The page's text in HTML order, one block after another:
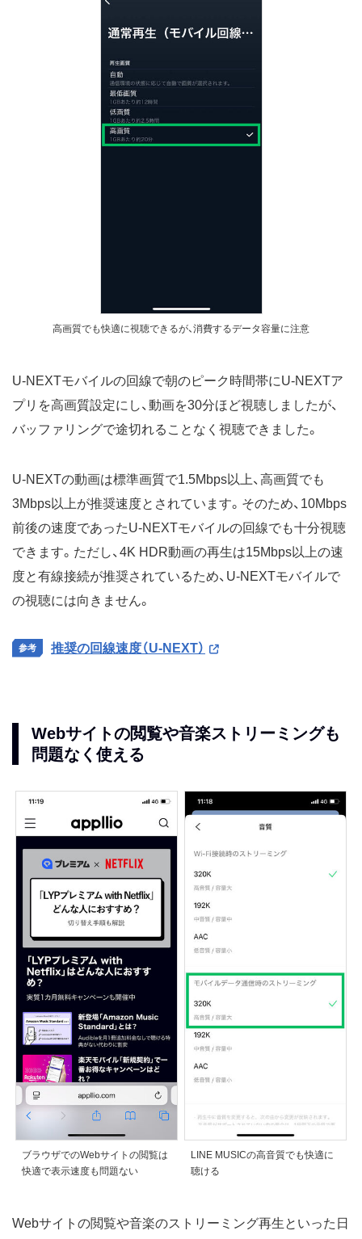
高画質でも快適に視聴できるが、消費するデータ容量に注意
U-NEXTモバイルの回線で朝のピーク時間帯にU-NEXTア
プリを高画質設定にし、動画を30分ほど視聴しましたが、
バッファリングで途切れることなく視聴できました。
U-NEXTの動画は標準画質で1.5Mbps以上、高画質でも
3Mbps以上が推奨速度とされています。そのため、10Mbps
前後の速度であったU-NEXTモバイルの回線でも十分視聴
できます。ただし、4K HDR動画の再生は15Mbps以上の速
度と有線接続が推奨されているため、U-NEXTモバイルで
の視聴には向きません。
推奨の回線速度（U-NEXT）
Webサイトの閲覧や音楽ストリーミングも
問題なく使える
ブラウザでのWebサイトの閲覧は
快適で表示速度も問題ない
LINE MUSICの高音質でも快適に
聴ける
Webサイトの閲覧や音楽のストリーミング再生といった日